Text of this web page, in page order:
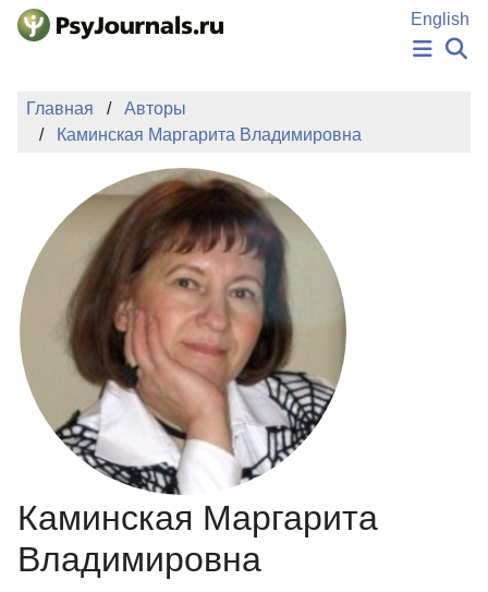
Перейти к основному содержанию
English
ИЗДАНИЯ
АВТОРЫ
ПОДАТЬ РУКОПИСЬ
БАЗА ЗНАНИЙ
КЛЮЧЕВЫЕ СЛОВА
Регистрация
Главная
Авторы
Каминская Маргарита Владимировна
Каминская Маргарита
Владимировна